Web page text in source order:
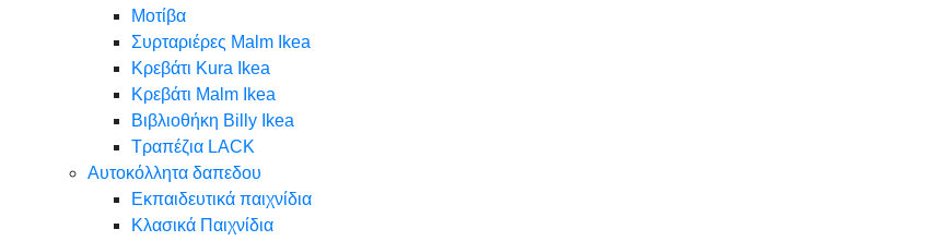
Μοτίβα
Συρταριέρες Malm Ikea
Κρεβάτι Kura Ikea
Κρεβάτι Malm Ikea
Βιβλιοθήκη Billy Ikea
Τραπέζια LACK
Αυτοκόλλητα δαπεδου
Εκπαιδευτικά παιχνίδια
Κλασικά Παιχνίδια